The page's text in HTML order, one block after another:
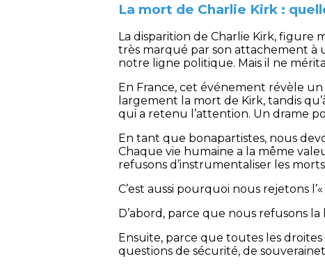
La mort de Charlie Kirk :
La disparition de Charlie Kirk, figure
très marqué par son attachement à
notre ligne politique. Mais il ne
En France, cet événement révèle
largement la mort de Kirk, tandis
qui a retenu l’attention. Un drame
En tant que bonapartistes, nous
Chaque vie humaine a la même
refusons d’instrumentaliser les
C’est aussi pourquoi nous rejetons
D’abord, parce que nous refusons
Ensuite, parce que toutes les
questions de sécurité, de